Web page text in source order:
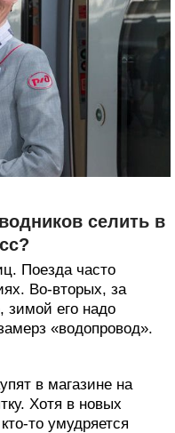
селить в
Поезда часто
Во-вторых, за
зимой его надо
«водопровод».
в магазине на
Хотя в новых
то умудряется